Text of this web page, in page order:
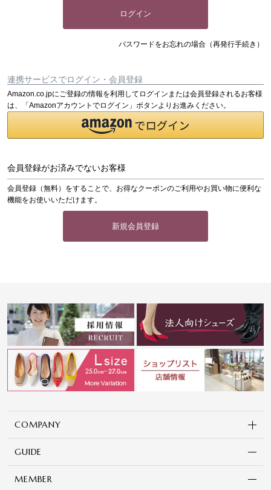
ログイン
パスワードをお忘れの場合（再発行手続き）
連携サービスでログイン・会員登録
Amazon.co.jpにご登録の情報を利用してログインまたは会員登録されるお客様
は、「Amazonアカウントでログイン」ボタンよりお進みください。
会員登録がお済みでないお客様
会員登録（無料）をすることで、お得なクーポンのご利用やお買い物に便利な
機能をお使いいただけます。
新規会員登録
COMPANY
GUIDE
MEMBER